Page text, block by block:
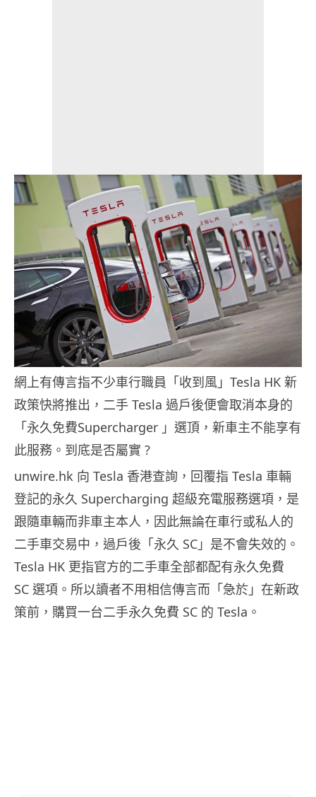
網上有傳言指不少車行職員「收到風」Tesla HK 新
政策快將推出，二手 Tesla 過戶後便會取消本身的
「永久免費Supercharger 」選頂，新車主不能享有
此服務。到底是否屬實 ?
unwire.hk 向 Tesla 香港查詢，回覆指 Tesla 車輛
登記的永久 Supercharging 超級充電服務選項，是
跟隨車輛而非車主本人，因此無論在車行或私人的
二手車交易中，過戶後「永久 SC」是不會失效的。
Tesla HK 更指官方的二手車全部都配有永久免費
SC 選項。所以讀者不用相信傳言而「急於」在新政
策前，購買一台二手永久免費 SC 的 Tesla。